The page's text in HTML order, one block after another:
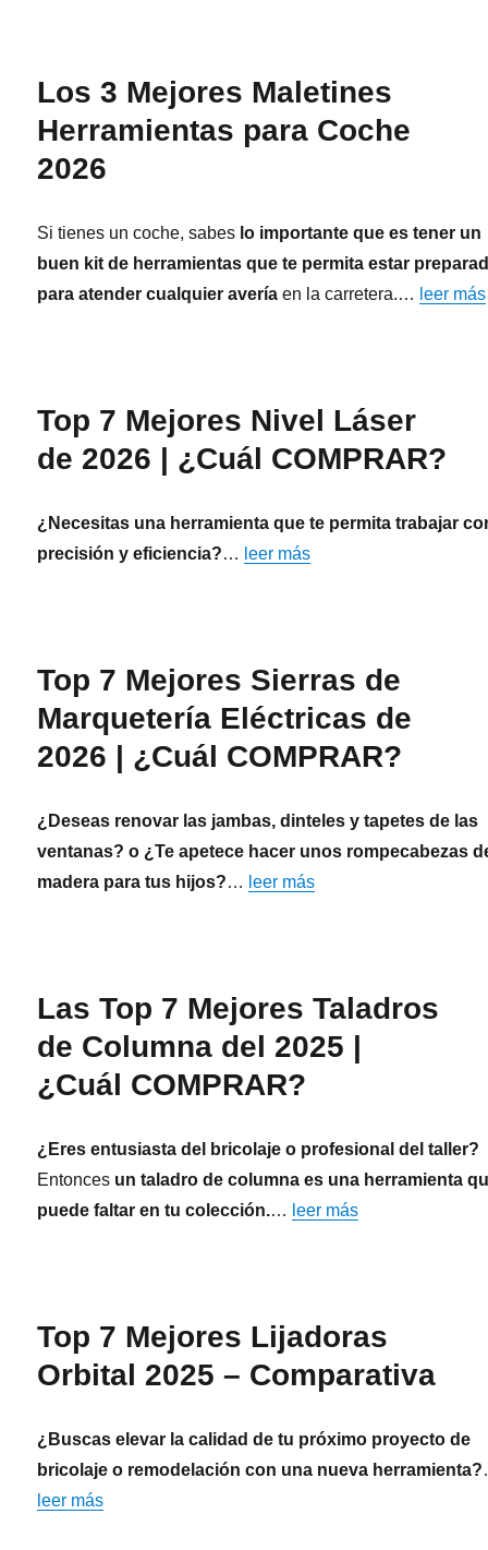
Los 3 Mejores Maletines
Herramientas para Coche
2026
Si tienes un coche, sabes lo importante que es tener un
buen kit de herramientas que te permita estar
para atender cualquier avería en la carretera.… leer más
Top 7 Mejores Nivel Láser
de 2026 | ¿Cuál COMPRAR?
¿Necesitas una herramienta que te permita trabajar
precisión y eficiencia?… leer más
Top 7 Mejores Sierras de
Marquetería Eléctricas de
2026 | ¿Cuál COMPRAR?
¿Deseas renovar las jambas, dinteles y tapetes de las
ventanas? o ¿Te apetece hacer unos rompecabezas
madera para tus hijos?… leer más
Las Top 7 Mejores Taladros
de Columna del 2025 |
¿Cuál COMPRAR?
¿Eres entusiasta del bricolaje o profesional del taller?
Entonces un taladro de columna es una herramienta
puede faltar en tu colección.… leer más
Top 7 Mejores Lijadoras
Orbital 2025 – Comparativa
¿Buscas elevar la calidad de tu próximo proyecto de
bricolaje o remodelación con una nueva herramienta?
leer más